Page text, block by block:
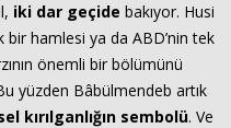
iki dar geçide bakıyor. Husi
bir hamlesi ya da ABD’nin tek
önemli bir bölümünü
yüzden Bâbülmendeb artık
kırılganlığın sembolü. Ve